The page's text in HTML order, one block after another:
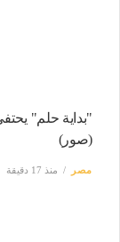
"بداية حلم"
(صور)
مصر منذ 17 دقيقة